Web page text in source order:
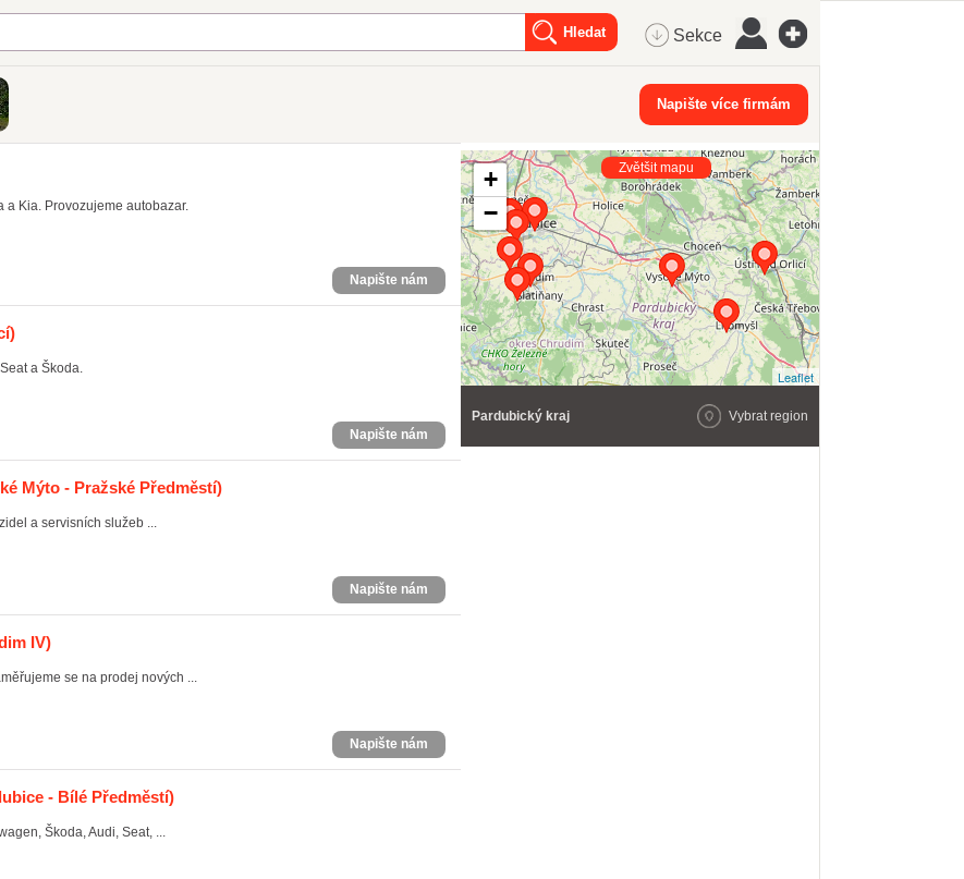
Sekce
Napište více firmám
a Kia. Provozujeme autobazar.
Napište nám
a Škoda.
Napište nám
Mýto - Pražské Předměstí)
a servisních služeb ...
Napište nám
IV)
se na prodej nových ...
Napište nám
- Bílé Předměstí)
Škoda, Audi, Seat, ...
+
−
Leaflet
Zvětšit mapu
Pardubický kraj Vybrat region